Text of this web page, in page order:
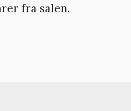
fra salen.